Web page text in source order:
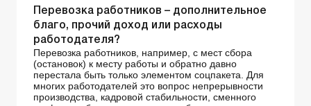
Перевозка работников – дополнительное
благо, прочий доход или расходы
работодателя?
Перевозка работников, например, с мест сбора
(остановок) к месту работы и обратно давно
перестала быть только элементом соцпакета. Для
многих работодателей это вопрос непрерывности
производства, кадровой стабильности, сменного